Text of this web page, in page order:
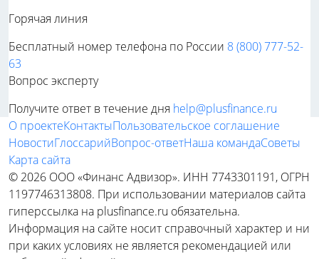
Горячая линия
Бесплатный номер телефона по России 8 (800) 777-52-
63
Вопрос эксперту
Получите ответ в течение дня help@plusfinance.ru
О проектеКонтактыПользовательское соглашение
НовостиГлоссарийВопрос-ответНаша командаСоветы
Карта сайта
© 2026 ООО «Финанс Адвизор». ИНН 7743301191, ОГРН
1197746313808. При использовании материалов сайта
гиперссылка на plusfinance.ru обязательна.
Информация на сайте носит справочный характер и ни
при каких условиях не является рекомендацией или